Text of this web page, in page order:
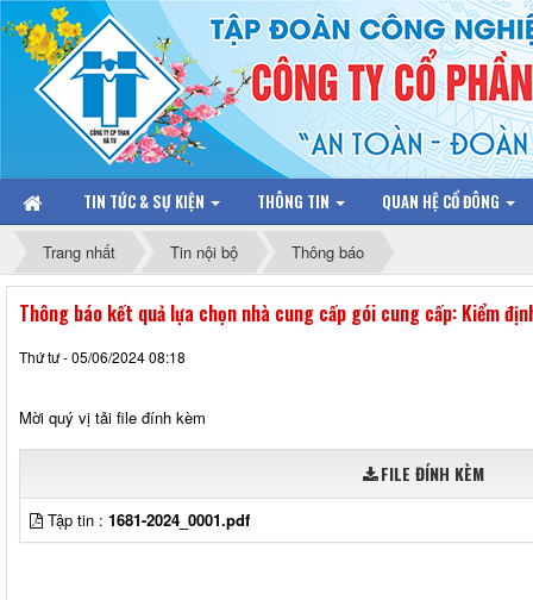
TIN TỨC & SỰ KIỆN THÔNG TIN QUAN HỆ CỔ ĐÔNG
Trang nhất Tin nội bộ Thông báo
Thông báo kết quả lựa chọn nhà cung cấp gói cung cấp: Kiểm
Thứ tư - 05/06/2024 08:18
Mời quý vị tải file đính kèm
FILE ĐÍNH KÈM
Tập tin : 1681-2024_0001.pdf